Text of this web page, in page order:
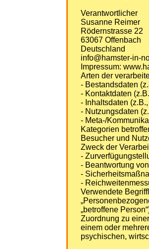
Verantwortlicher
Susanne Reimer
Rödernstrasse 22
63067 Offenbach
Deutschland
info@hamster-in-
Impressum:
Arten der
- Bestandsdaten
- Kontaktdaten
- Inhaltsdaten
- Nutzungsdaten
- Meta-/
Kategorien
Besucher und
Zweck der
-
- Beantwortung
-
-
Verwendete
„betroffene
Zuordnung zu
einem oder
psychischen,